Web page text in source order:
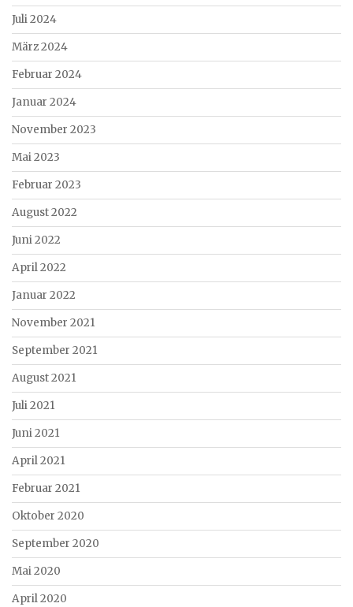
Juli 2024
März 2024
Februar 2024
Januar 2024
November 2023
Mai 2023
Februar 2023
August 2022
Juni 2022
April 2022
Januar 2022
November 2021
September 2021
August 2021
Juli 2021
Juni 2021
April 2021
Februar 2021
Oktober 2020
September 2020
Mai 2020
April 2020